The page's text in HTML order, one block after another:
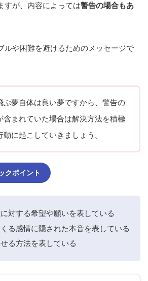
すが、内容によっては警告の場合もあ
ルや困難を避けるためのメッセージで
ぶ夢自体は良い夢ですから、警告の
含まれていた場合は解決方法を積極
動に起こしていきましょう。
クポイント
対する希望や願いを表している
る感情に隠された本音を表している
る方法を表している